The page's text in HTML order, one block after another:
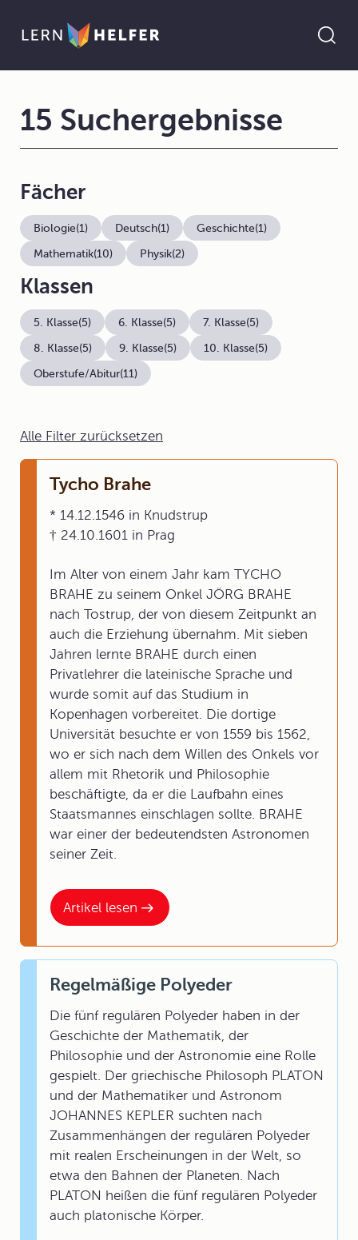
Alle Filter zurücksetzen
Artikel lesen
Tycho Brahe
* 14.12.1546 in Knudstrup
† 24.10.1601 in Prag
Im Alter von einem Jahr kam TYCHO
BRAHE zu seinem Onkel JÖRG BRAHE
nach Tostrup, der von diesem Zeitpunkt an
auch die Erziehung übernahm. Mit sieben
Jahren lernte BRAHE durch einen
Privatlehrer die lateinische Sprache und
wurde somit auf das Studium in
Kopenhagen vorbereitet. Die dortige
Universität besuchte er von 1559 bis 1562,
wo er sich nach dem Willen des Onkels vor
allem mit Rhetorik und Philosophie
beschäftigte, da er die Laufbahn eines
Staatsmannes einschlagen sollte. BRAHE
war einer der bedeutendsten Astronomen
seiner Zeit.
Regelmäßige Polyeder
Die fünf regulären Polyeder haben in der
Geschichte der Mathematik, der
Philosophie und der Astronomie eine Rolle
gespielt. Der griechische Philosoph PLATON
und der Mathematiker und Astronom
JOHANNES KEPLER suchten nach
Zusammenhängen der regulären Polyeder
mit realen Erscheinungen in der Welt, so
etwa den Bahnen der Planeten. Nach
PLATON heißen die fünf regulären Polyeder
auch platonische Körper.
15 Suchergebnisse
Fächer
Biologie(1) Deutsch(1) Geschichte(1)
Mathematik(10) Physik(2)
Klassen
5. Klasse(5) 6. Klasse(5) 7. Klasse(5)
8. Klasse(5) 9. Klasse(5) 10. Klasse(5)
Oberstufe/Abitur(11)